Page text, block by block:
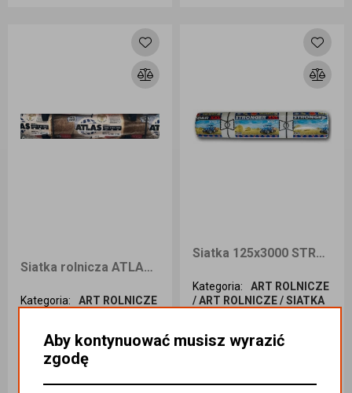
Siatka rolnicza ATLAS 125x3000mX
Kategoria:
ART ROLNICZE
Podatek:
23%
Indeks handlowy
Sia000056
Koszt dostawy: 0,00
Siatka 125x3000 STRONGER
Kategoria:
ART ROLNICZE
/ ART ROLNICZE / SIATKA
Podatek: 23%
Koszt dostawy: 0,00
Aby kontynuować musisz wyrazić
zgodę